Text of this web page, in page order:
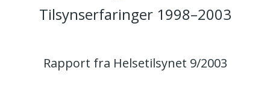
Tilsynserfaringer 1998–2003
Rapport fra Helsetilsynet 9/2003